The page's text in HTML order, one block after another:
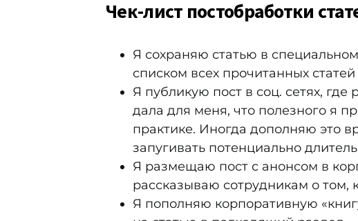
Чек-лист постобработки
Я сохраняю статью в
списком всех прочитанных статей
Я публикую пост в соц. сетях, где
дала для меня, что полезного я
практике. Иногда дополняю это
запугивать потенциально
Я размещаю пост с анонсом в
рассказываю сотрудникам о том,
Я пополняю корпоративную